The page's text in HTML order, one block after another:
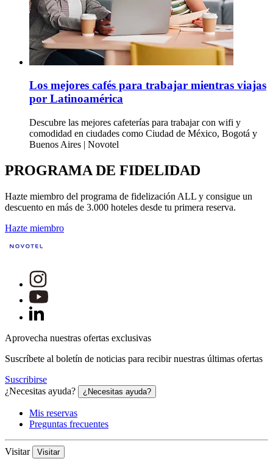
Los mejores cafés para trabajar mientras viajas
por Latinoamérica
Descubre las mejores cafeterías para trabajar con wifi y
comodidad en ciudades como Ciudad de México, Bogotá y
Buenos Aires | Novotel
PROGRAMA DE FIDELIDAD
Hazte miembro del programa de fidelización ALL y consigue un
descuento en más de 3.000 hoteles desde tu primera reserva.
Hazte miembro
Aprovecha nuestras ofertas exclusivas
Suscríbete al boletín de noticias para recibir nuestras últimas ofertas
Suscribirse
¿Necesitas ayuda?
¿Necesitas ayuda?
Mis reservas
Preguntas frecuentes
Visitar Visitar